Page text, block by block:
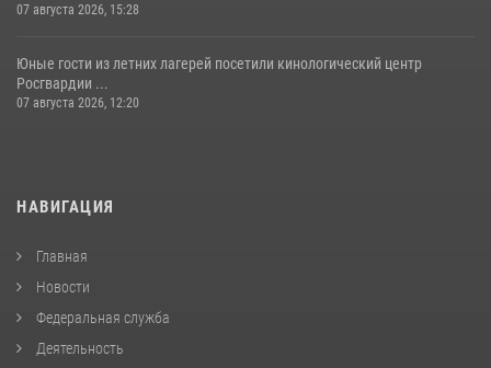
07 августа 2026, 15:28
Юные гости из летних лагерей посетили кинологический центр
Росгвардии ...
07 августа 2026, 12:20
НАВИГАЦИЯ
Главная
Новости
Федеральная служба
Деятельность